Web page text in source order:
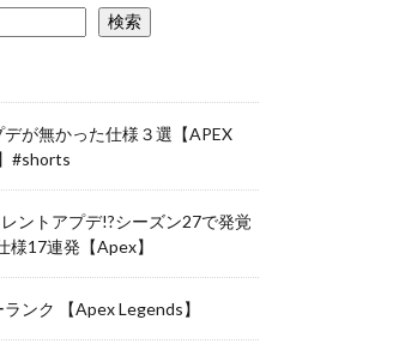
検索
デが無かった仕様３選【APEX
#shorts
ントアプデ!?シーズン27で発覚
様17連発【Apex】
ンク 【Apex Legends】